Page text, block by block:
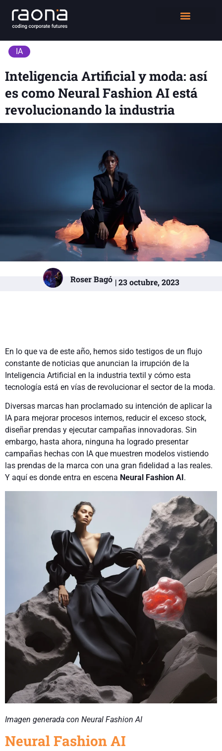
IA
Inteligencia Artificial y moda: así
es como Neural Fashion AI está
revolucionando la industria
Roser Bagó | 23 octubre, 2023
En lo que va de este año, hemos sido testigos de un flujo
constante de noticias que anuncian la irrupción de la
Inteligencia Artificial en la industria textil y cómo esta
tecnología está en vías de revolucionar el sector de la moda.
Diversas marcas han proclamado su intención de aplicar la
IA para mejorar procesos internos, reducir el exceso stock,
diseñar prendas y ejecutar campañas innovadoras. Sin
embargo, hasta ahora, ninguna ha logrado presentar
campañas hechas con IA que muestren modelos vistiendo
las prendas de la marca con una gran fidelidad a las reales.
Y aquí es donde entra en escena Neural Fashion AI.
Imagen generada con Neural Fashion AI
Neural Fashion AI